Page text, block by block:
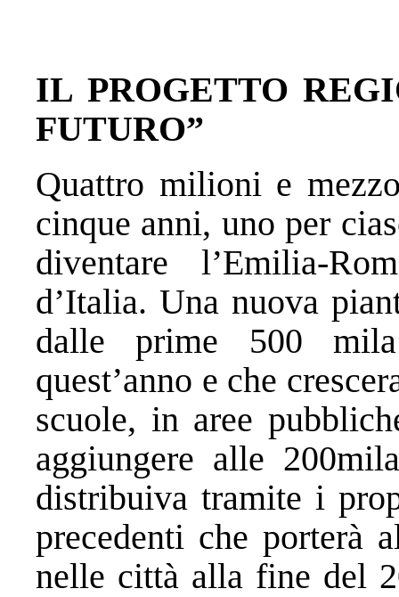
IL PROGETTO
FUTURO”
Quattro milioni e
cinque anni, uno per
diventare l’Emilia-
d’Italia. Una nuova
dalle prime 500
quest’anno e che
scuole, in aree
aggiungere alle
distribuiva tramite i
precedenti che porterà
nelle città alla fine del